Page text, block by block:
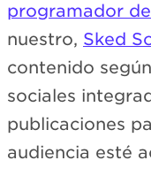
programador
nuestro, Sked
contenido
sociales
publicaciones
audiencia esté